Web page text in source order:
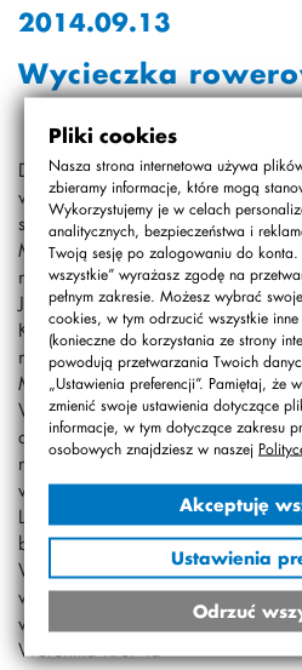
Pliki cookies
Nasza strona internetowa używa
zbieramy informacje, które mogą
Wykorzystujemy je w celach
analitycznych, bezpieczeństwa i
Twoją sesję po zalogowaniu do
wszystkie” wyrażasz zgodę na
pełnym zakresie. Możesz wybrać
cookies, w tym odrzucić wszystkie
(konieczne do korzystania ze strony
powodują przetwarzania Twoich
„Ustawienia preferencji”. Pamiętaj, że
zmienić swoje ustawienia dotyczące
informacje, w tym dotyczące zakresu
osobowych znajdziesz w naszej
Akceptuję
Ustawienia
Odrzuć
2014.09.13
Wycieczka
Dnia 13 września 2014r. klasy 4a
wycieczkę rowerową do
spod szkoły wyruszyli: Dominika,
Michał Ch., Nina, Ola S.,
niektórzy rodzice oraz Pani
Jechaliśmy przez Bemowo, Groty,
Kwirynów, Stare Babice i Lipków.
nas kolejni uczestnicy: Filip K.,
Martin, u którego w domu
Wspólnie jadąc przez Kampinos
dotarliśmy do Baker Pub w
napiliśmy się i odpoczęliśmy. O
wyruszyliśmy w drogę powrotną,
Leona. Na trasie odłączali się
budynek szkoły, około godziny
Weronika z mamą, Pani
wyniosła około 30 km. To była
wyprawa!
Weronika Król 4a